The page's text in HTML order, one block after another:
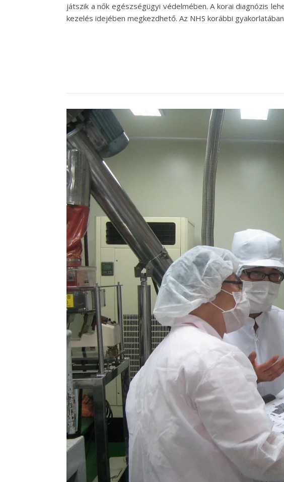
játszik a nők egészségügyi védelmében. A korai diagnózis
kezelés idejében megkezdhető. Az NHS korábbi